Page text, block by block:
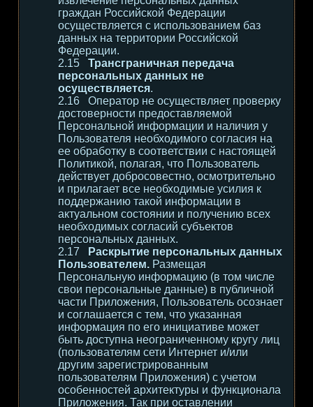
граждан Российской Федерации
осуществляется с использованием баз
данных на территории Российской
Федерации.
Трансграничная передача
персональных данных не
осуществляется.
Оператор не осуществляет проверку
достоверности предоставляемой
Персональной информации и наличия у
Пользователя необходимого согласия на
ее обработку в соответствии с настоящей
Политикой, полагая, что Пользователь
действует добросовестно, осмотрительно
и прилагает все необходимые усилия к
поддержанию такой информации в
актуальном состоянии и получению всех
необходимых согласий субъектов
персональных данных.
Раскрытие персональных данных
Пользователем. Размещая
Персональную информацию (в том числе
свои персональные данные) в публичной
части Приложения, Пользователь осознает
и соглашается с тем, что указанная
информация по его инициативе может
быть доступна неограниченному кругу лиц
(пользователям сети Интернет и/или
другим зарегистрированным
пользователям Приложения) с учетом
особенностей архитектуры и функционала
Приложения. Так при оставлении